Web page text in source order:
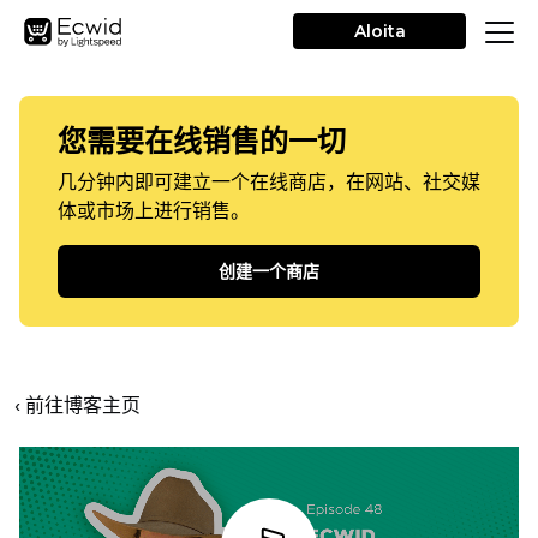
Aloita
您需要在线销售的一切
几分钟内即可建立一个在线商店，在网站、社交媒
体或市场上进行销售。
创建一个商店
‹ 前往博客主页